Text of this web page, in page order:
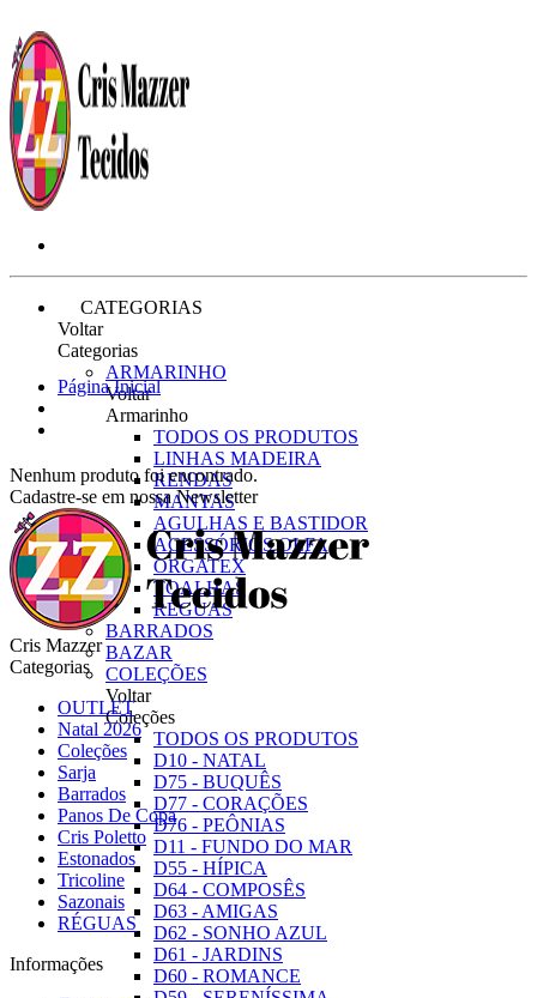
CATEGORIAS
Voltar
Categorias
ARMARINHO
Voltar
Armarinho
TODOS OS PRODUTOS
LINHAS MADEIRA
RENDAS
MANTAS
AGULHAS E BASTIDOR
ACESSÓRIOS OLFA
ORGATEX
TOALHAS
RÉGUAS
BARRADOS
BAZAR
COLEÇÕES
Voltar
Coleções
TODOS OS PRODUTOS
D10 - NATAL
D75 - BUQUÊS
D77 - CORAÇÕES
D76 - PEÔNIAS
D11 - FUNDO DO MAR
D55 - HÍPICA
D64 - COMPOSÊS
D63 - AMIGAS
D62 - SONHO AZUL
D61 - JARDINS
D60 - ROMANCE
Página Inicial
Nenhum produto foi encontrado.
Cadastre-se em nossa Newsletter
Cris Mazzer
Categorias
OUTLET
Natal 2026
Coleções
Sarja
Barrados
Panos De Copa
Cris Poletto
Estonados
Tricoline
Sazonais
RÉGUAS
Informações